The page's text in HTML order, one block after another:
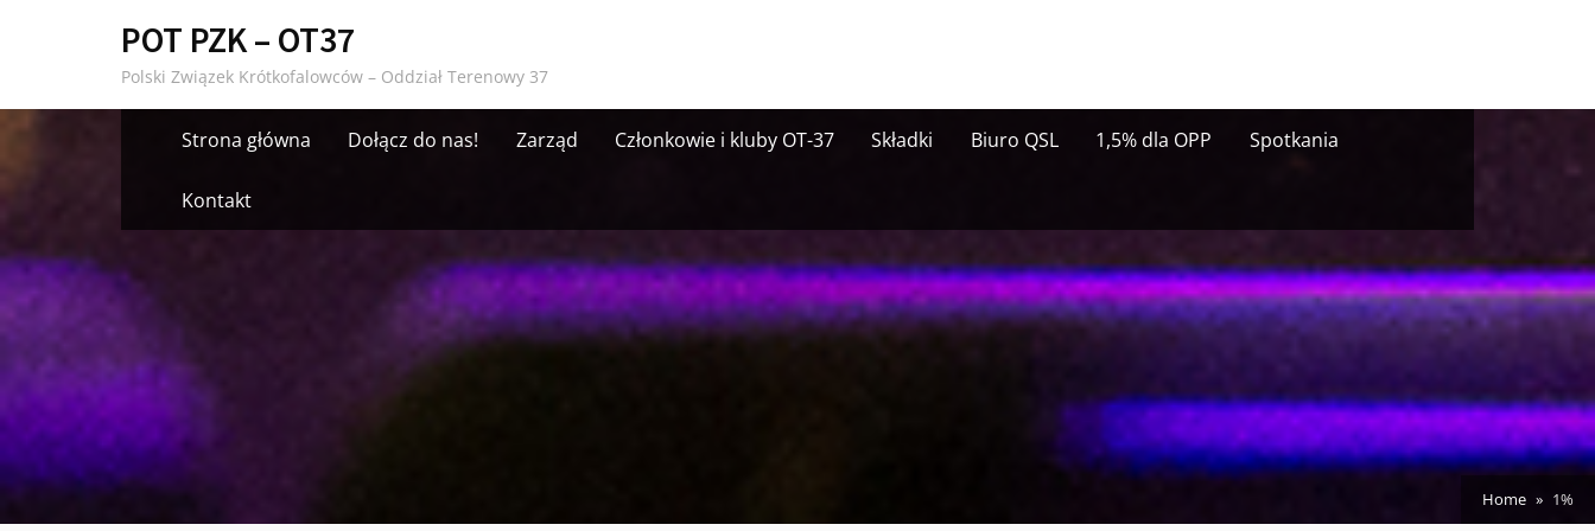
POT PZK – OT37
Polski Związek Krótkofalowców – Oddział Terenowy 37
Strona główna Dołącz do nas! Zarząd Członkowie i kluby OT-37 Składki Biuro QSL 1,5% dla OPP Spotkania
Kontakt
Home 1%